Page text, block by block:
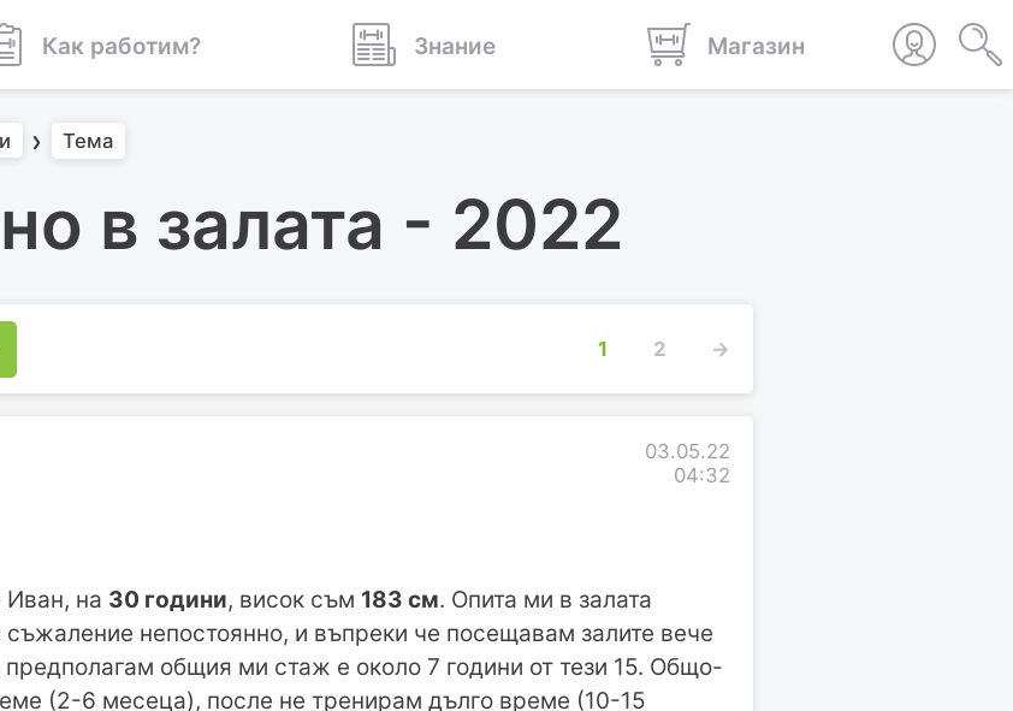
Как работим? Знание Магазин
Тема
в залата - 2022
1 2 →
03.05.22
04:32
Иван, на 30 години, висок съм 183 см. Опита ми в залата
съжаление непостоянно, и въпреки че посещавам залите вече
общия ми стаж е около 7 години от тези 15. Общо-
(2-6 месеца), после не тренирам дълго време (10-15